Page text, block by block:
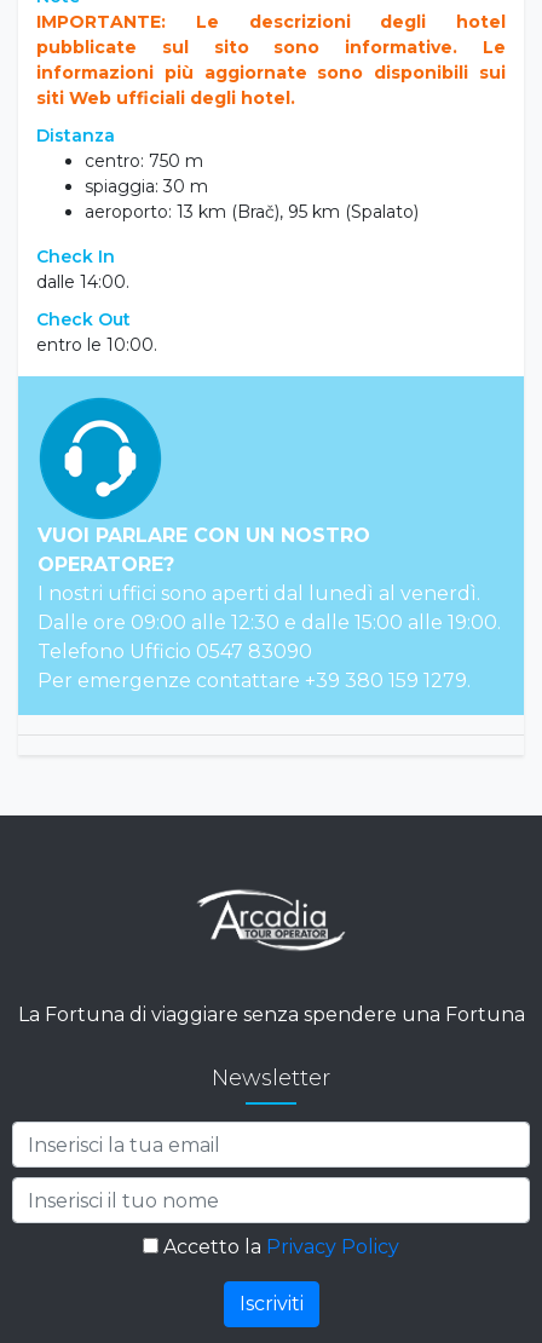
tutti gli extra personali ed altri non menzionati
nella sezione "La quota comprende".
Note
IMPORTANTE: Le descrizioni degli hotel
pubblicate sul sito sono informative. Le
informazioni più aggiornate sono disponibili sui
siti Web ufficiali degli hotel.
centro: 750 m
spiaggia: 30 m
Check In
dalle 14:00.
Check Out
entro le 10:00.
VUOI PARLARE CON UN NOSTRO
OPERATORE?
I nostri uffici sono aperti dal lunedì al venerdì.
Dalle ore 09:00 alle 12:30 e dalle 15:00 alle 19:00.
La Fortuna di viaggiare senza spendere una Fortuna
Newsletter